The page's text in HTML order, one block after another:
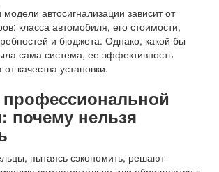
автосигнализации зависит от
класса автомобиля, его стоимости,
и бюджета. Однако, какой бы
сама система, ее эффективность
качества установки.
почему нельзя
пытаясь сэкономить, решают